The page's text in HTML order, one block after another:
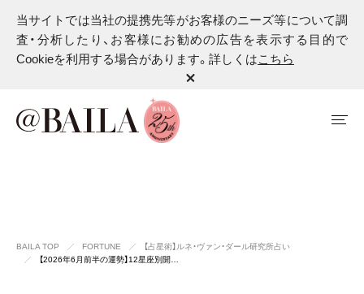
当サイトでは当社の提携先等がお客様のニーズ等について調
査・分析したり、お客様にお勧めの広告を表示する目的で
Cookieを利用する場合があります。詳しくはこちら
BAILA TOP FORTUNE
【占星術】ルネ・ヴァン・ダール研究所占い
【2026年6月前半の運勢】12星座別開…